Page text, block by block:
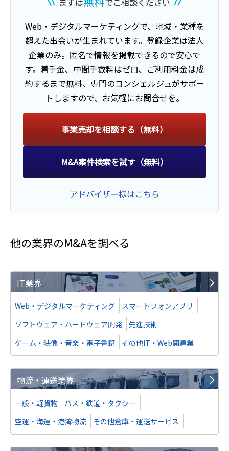
譲渡
建設現場用製品製造
業種
機械・電機・電子部品
地域
南関東地方
1億円～2億5,000万円
事業譲渡
譲り受け
IT、WEB、通信業
地域
南関東地方
譲渡
地域
南関東地方
売上高
2億5,000万円～5億円
株式譲渡
譲り受け
システム・アプリ等開発
Web・デジタルマーケティングで、地域・業種を
超えた出会いが生まれています。 登録企業は法人
企業のみ。匿名で情報を掲載できるので安心で
す。 着手金、中間手数料はゼロ、ご利用料金は成
約するまで無料、 専門のコンシェルジュがサポー
トしますので、お気軽にお問合せを。
事業売却を相談する（無料）
M&A案件検索を試す（無料）
アドバイザー様はこちら
他の業界のM&Aを調べる
IT業界
Web・デジタルマーケティング
スマートフォンアプリ
ソフトウェア・ハードウェア開発
先進技術
ゲーム・映像・音楽・電子書籍
その他IT・Web関連業
物流・運送業界
一般・軽貨物
バス・鉄道・タクシー
空運・海運・港湾物流
その他倉庫・運送サービス